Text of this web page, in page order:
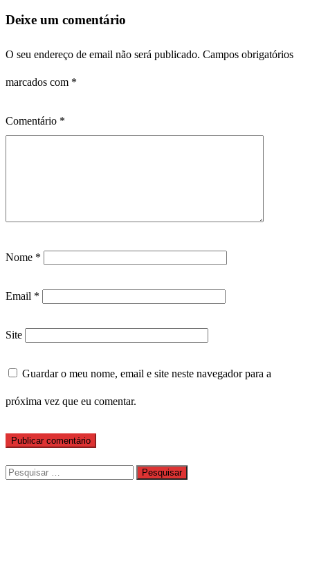
Deixe um comentário
O seu endereço de email não será publicado. Campos obrigatórios
marcados com *
Comentário *
Nome *
Email *
Site
Guardar o meu nome, email e site neste navegador para a
próxima vez que eu comentar.
Pesquisar
por: